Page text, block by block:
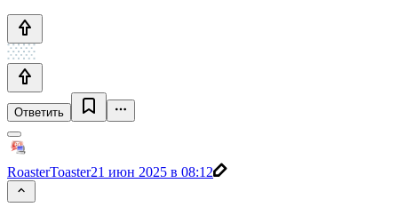
Ответить
RoasterToaster21 июн 2025 в 08:12